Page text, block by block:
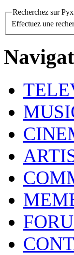
Recherchez sur
Effectuez une